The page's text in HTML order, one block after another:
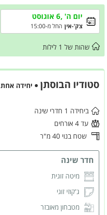
יום ה' ,6 אוגוסט
צק'-אין החל מ-15:00
שהות של 1 לילות
סטודיו הבוסתן יחידה אחת
ביחידה 1 חדרי שינה
עד 4 אורחים
שטח בנוי 40 מ"ר
חדר שינה
מיטה זוגית
ג'קוזי זוגי
מטבחון מאובזר